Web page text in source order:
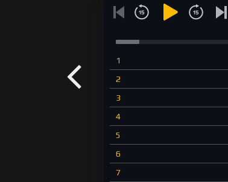
1
2
3
4
5
6
7